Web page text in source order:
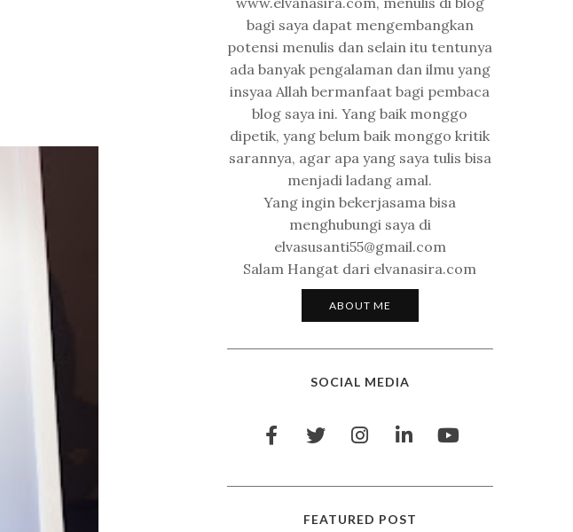
bagi saya dapat mengembangkan
potensi menulis dan selain itu tentunya
ada banyak pengalaman dan ilmu yang
insyaa Allah bermanfaat bagi pembaca
blog saya ini. Yang baik monggo
dipetik, yang belum baik monggo kritik
sarannya, agar apa yang saya tulis bisa
menjadi ladang amal.
Yang ingin bekerjasama bisa
menghubungi saya di
elvasusanti55@gmail.com
Salam Hangat dari elvanasira.com
ABOUT ME
SOCIAL MEDIA
FEATURED POST